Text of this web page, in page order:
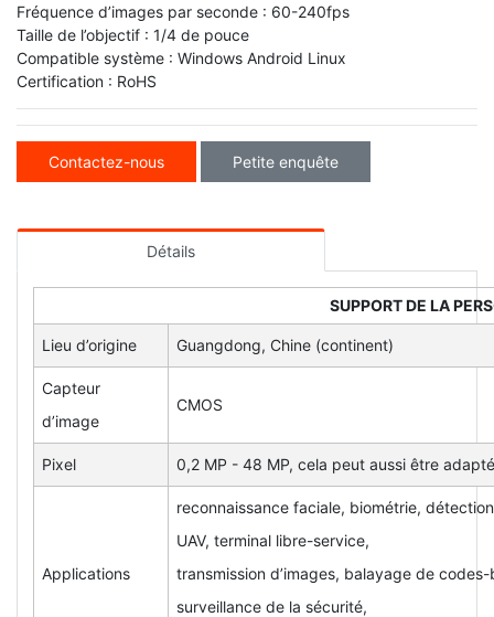
Fréquence d’images par seconde : 60-240fps
Taille de l’objectif : 1/4 de pouce
Compatible système : Windows Android Linux
Certification : RoHS
Contactez-nous Petite enquête
Détails
SUPPORT DE LA
Lieu d’origine Guangdong, Chine (continent)
Capteur
d’image
CMOS
Pixel 0,2 MP - 48 MP, cela peut aussi être
Applications
reconnaissance faciale, biométrie,
UAV, terminal libre-service,
transmission d’images, balayage de
surveillance de la sécurité,